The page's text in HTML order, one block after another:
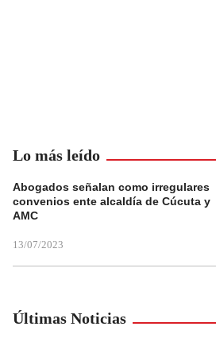
Lo más leído
Abogados señalan como irregulares
convenios ente alcaldía de Cúcuta y
AMC
13/07/2023
Últimas Noticias